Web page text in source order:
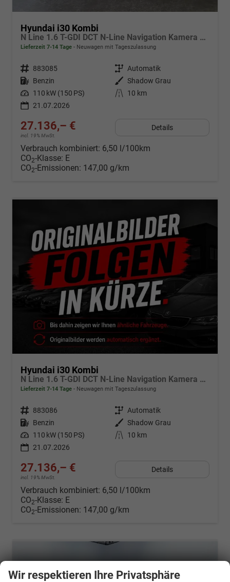
Hyundai i30 Kombi
N Line 1.6 T-GDI DCT N-Line Navigation Kamera 2x Einparkhilfe 18 Zoll 2Zonenklima
Lieferzeit 7-14 Tage Neuwagen mit Tageszulassung
Fahrzeugnr. 883085 Getriebe Automatik
Kraftstoff Benzin Außenfarbe Shadow Grau
Leistung 110 kW (150 PS) Kilometerstand
10 km
21.07.2026
27.136,– €
incl. 19% MwSt.
Details
Verbrauch kombiniert: 6,50 l/100km
CO2-Klasse: E
CO2-Emissionen: 147,00 g/km
Hyundai i30 Kombi
N Line 1.6 T-GDI DCT N-Line Navigation Kamera 2x Einparkhilfe 18 Zoll 2Zonenklima
Lieferzeit 7-14 Tage Neuwagen mit Tageszulassung
Fahrzeugnr. 883086 Getriebe Automatik
Kraftstoff Benzin Außenfarbe Shadow Grau
Leistung 110 kW (150 PS) Kilometerstand
10 km
21.07.2026
27.136,– €
incl. 19% MwSt.
Details
Verbrauch kombiniert: 6,50 l/100km
CO2-Klasse: E
CO2-Emissionen: 147,00 g/km
Wir respektieren Ihre Privatsphäre